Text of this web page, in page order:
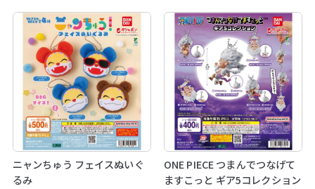
ニャンちゅう フェイスぬいぐ
るみ
ONE PIECE つまんでつなげて
ますこっと ギア5コレクション